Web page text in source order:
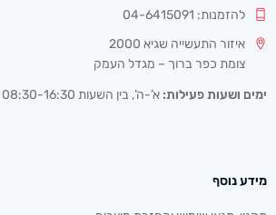
להזמנות: 04-6415091
איזור התעשייה שגיא 2000
צומת כפר ברוך – מגדל העמק
ימים ושעות פעילות: א’-ה’, בין השעות 08:30-16:30
מידע נוסף